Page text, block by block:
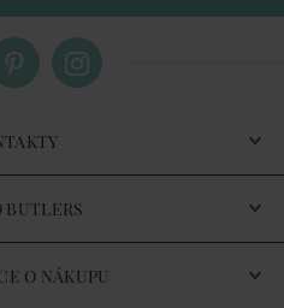
BUTLERS
O NÁKUPU